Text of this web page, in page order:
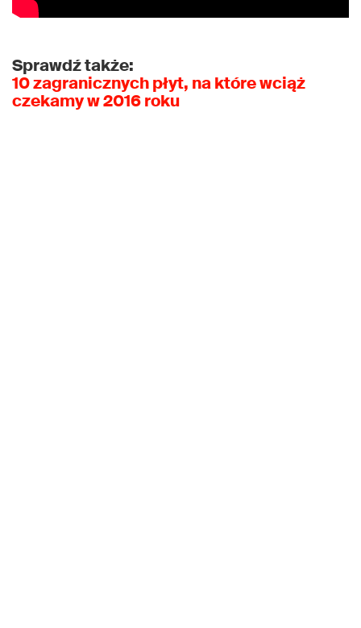
Sprawdź także:
10 zagranicznych płyt, na które wciąż
czekamy w 2016 roku